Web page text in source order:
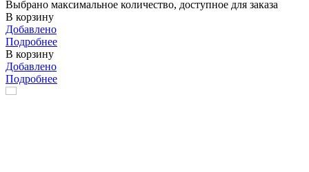
Выбрано максимальное количество, доступное для заказа
В корзину
Добавлено
Подробнее
В корзину
Добавлено
Подробнее